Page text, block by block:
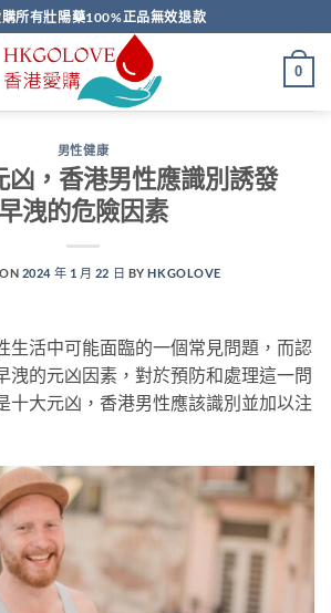
所有壯陽藥100%正品無效退款
0
男性健康
凶，香港男性應識別誘發
早洩的危險因素
2024 年 1 月 22 日 BYHKGOLOVE
生活中可能面臨的一個常見問題，而認
洩的元凶因素，對於預防和處理這一問
十大元凶，香港男性應該識別並加以注